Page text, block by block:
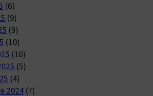
(6)
(9)
(9)
(10)
(10)
(5)
(4)
2024(7)